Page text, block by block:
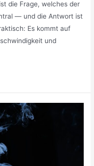
die Frage, welches der
— und die Antwort ist
Es kommt auf
und